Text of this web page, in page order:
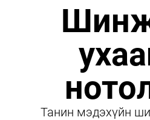
Танин мэдэхүйн